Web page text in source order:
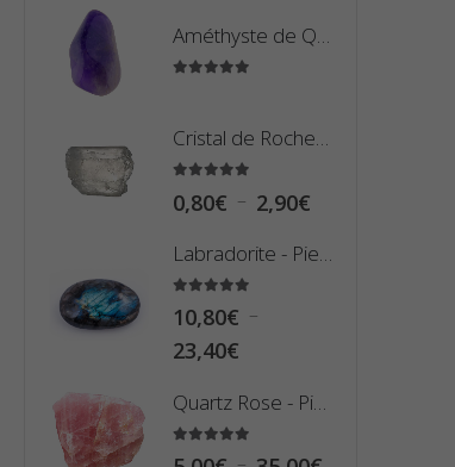
Améthyste de Qualité Extra - Pierre Roulée
Cristal de Roche Madagascar Fragment de Pierre Brute
5.00sur 5
0,80€ – 2,90€
de
Labradorite - Pierre Plate (Galet)
5.00sur 5
10,80€
23,40€
de
prix :
10,80€
Quartz Rose - Pierre Brute
5.00sur 5